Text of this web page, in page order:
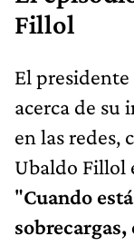
Fillol
El
acerca de su
en las redes,
Ubaldo Fillol
"Cuando